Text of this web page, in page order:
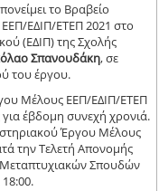
το Βραβείο
ΕΔΙΠ/ΕΤΕΠ 2021 στο
(ΕΔΙΠ) της Σχολής
Σπανουδάκη, σε
του έργου.
Μέλους ΕΕΠ/ΕΔΙΠ/ΕΤΕΠ
έβδομη συνεχή χρονιά.
Έργου Μέλους
την Τελετή Απονομής
Σπουδών